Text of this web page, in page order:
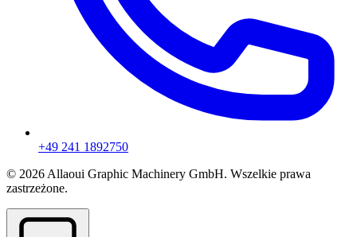
+49 241 1892750
© 2026 Allaoui Graphic Machinery GmbH. Wszelkie prawa
zastrzeżone.